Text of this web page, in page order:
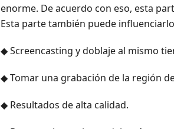
enorme. De acuerdo con eso, esta
Esta parte también puede
◆ Screencasting y doblaje al mismo
◆ Tomar una grabación de la región
◆ Resultados de alta calidad.